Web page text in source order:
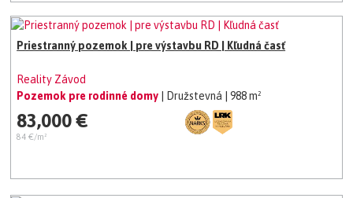
Priestranný pozemok | pre výstavbu RD | Kľudná časť
Reality Závod
Pozemok pre rodinné domy
| Družstevná | 988 m²
83,000 €
84 €/m²